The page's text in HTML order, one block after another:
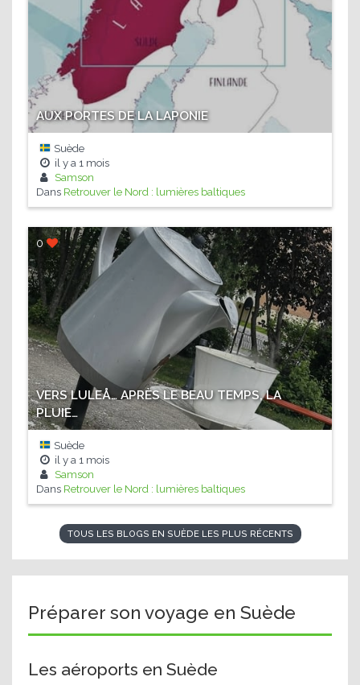
AUX PORTES DE LA LAPONIE
Suède
il y a 1 mois
Samson
Dans Retrouver le Nord : lumières baltiques
0
VERS LULEÅ… APRÈS LE BEAU TEMPS, LA
PLUIE…
Suède
il y a 1 mois
Samson
Dans Retrouver le Nord : lumières baltiques
TOUS LES BLOGS EN SUÈDE LES PLUS RÉCENTS
Préparer son voyage en Suède
Les aéroports en Suède